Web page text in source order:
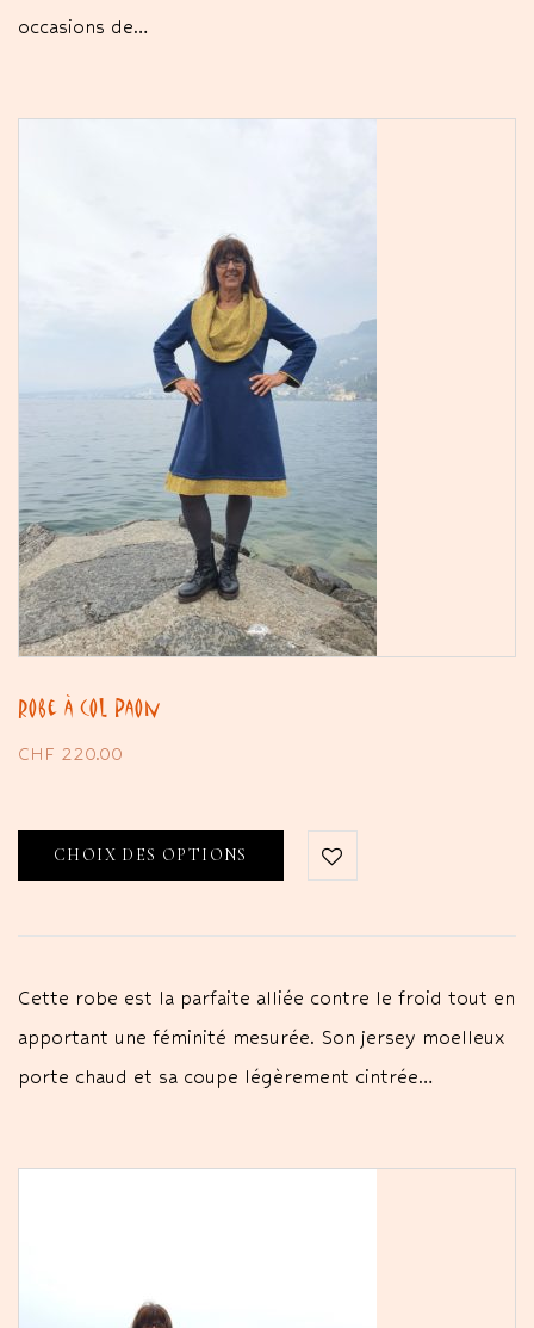
occasions de…
Robe à col Paon
CHF 220.00
CHOIX DES OPTIONS
Cette robe est la parfaite alliée contre le froid tout en
apportant une féminité mesurée. Son jersey moelleux
porte chaud et sa coupe légèrement cintrée…